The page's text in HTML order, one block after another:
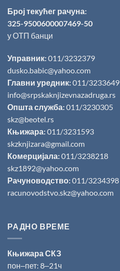
Број текућег рачуна:
325-9500600007469-50
у ОТП банци
Управник:011/3232379
dusko.babic@yahoo.com
Главни уредник:011/3233649
info@srpskaknjizevnazadruga.rs
Општа служба:011/3230305
skz@beotel.rs
Књижара:011/3231593
skzknjizara@gmail.com
Комерцијала:011/3238218
skz1892@yahoo.com
Рачуноводство:011/3234398
racunovodstvo.skz@yahoo.com
РАДНО ВРЕМЕ
Књижара СКЗ
пон‒пет: 8‒21ч